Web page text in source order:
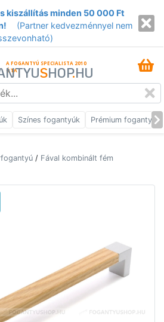
kiszállítás minden 50 000 Ft
(Partner kedvezménnyel nem
A FOGANTYÚ SPECIALISTA 2010
ÓTA
SHOP.HU
Színes fogantyúk Prémium fogantyúk
/ Fával kombinált fém